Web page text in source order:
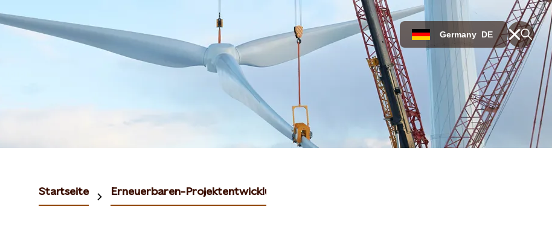
Germany DE
Startseite Erneuerbaren-Projektentwicklung